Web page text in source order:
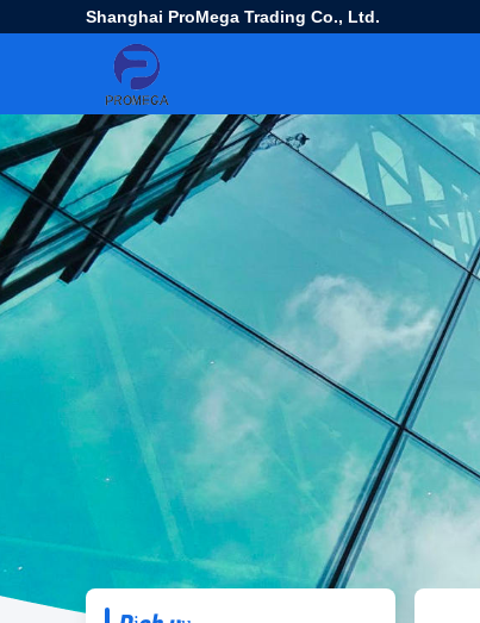
Shanghai ProMega Trading Co., Ltd.